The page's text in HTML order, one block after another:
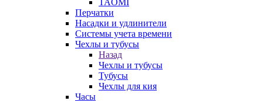
TAOMI
Перчатки
Насадки и удлинители
Системы учета времени
Чехлы и тубусы
Назад
Чехлы и тубусы
Тубусы
Чехлы для кия
Часы